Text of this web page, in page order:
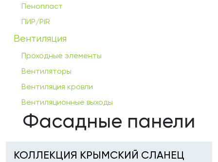
Пенопласт
ПИР/PIR
Вентиляция
Проходные элементы
Вентиляторы
Вентиляция кровли
Вентиляционные выходы
Фасадные панели
КОЛЛЕКЦИЯ КРЫМСКИЙ СЛАНЕЦ